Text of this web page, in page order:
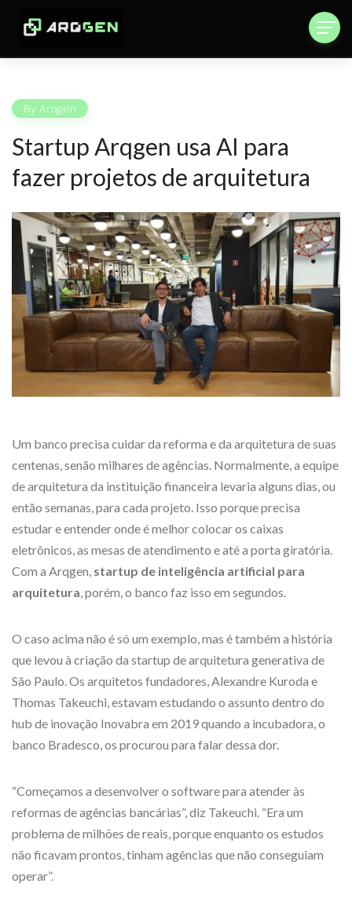
By Arqgen
Startup Arqgen usa AI para
fazer projetos de arquitetura
Um banco precisa cuidar da reforma e da arquitetura de suas
centenas, senão milhares de agências. Normalmente, a equipe
de arquitetura da instituição financeira levaria alguns dias, ou
então semanas, para cada projeto. Isso porque precisa
estudar e entender onde é melhor colocar os caixas
eletrônicos, as mesas de atendimento e até a porta giratória.
Com a Arqgen, startup de inteligência artificial para
arquitetura, porém, o banco faz isso em segundos.
O caso acima não é só um exemplo, mas é também a história
que levou à criação da startup de arquitetura generativa de
São Paulo. Os arquitetos fundadores, Alexandre Kuroda e
Thomas Takeuchi, estavam estudando o assunto dentro do
hub de inovação Inovabra em 2019 quando a incubadora, o
banco Bradesco, os procurou para falar dessa dor.
“Começamos a desenvolver o software para atender às
reformas de agências bancárias”, diz Takeuchi. “Era um
problema de milhões de reais, porque enquanto os estudos
não ficavam prontos, tinham agências que não conseguiam
operar”.